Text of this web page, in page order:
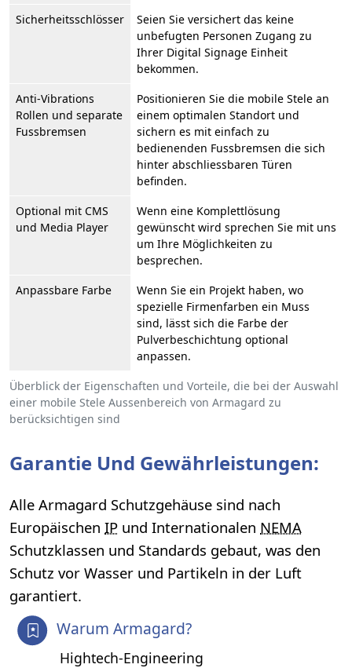
Überblick der Eigenschaften und Vorteile, die bei der Auswahl
einer mobile Stele Aussenbereich von Armagard zu
berücksichtigen sind
Sicherheitsschlösser
Seien Sie versichert das keine
unbefugten Personen Zugang zu
Ihrer Digital Signage Einheit
bekommen.
Anti-Vibrations
Rollen und separate
Fussbremsen
Positionieren Sie die mobile Stele an
einem optimalen Standort und
sichern es mit einfach zu
bedienenden Fussbremsen die sich
hinter abschliessbaren Türen
befinden.
Optional mit CMS
und Media Player
Wenn eine Komplettlösung
gewünscht wird sprechen Sie mit uns
um Ihre Möglichkeiten zu
besprechen.
Anpassbare Farbe
Wenn Sie ein Projekt haben, wo
spezielle Firmenfarben ein Muss
sind, lässt sich die Farbe der
Pulverbeschichtung optional
anpassen.
Garantie Und Gewährleistungen:
Alle Armagard Schutzgehäuse sind nach
Europäischen IP und Internationalen NEMA
Schutzklassen und Standards gebaut, was den
Schutz vor Wasser und Partikeln in der Luft
garantiert.
Warum Armagard?
Hightech-Engineering